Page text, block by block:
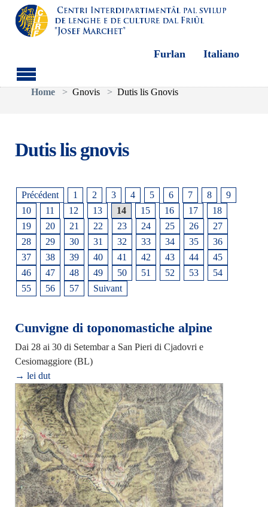
Aller au contenu principal
Furlan Italiano
Vous êtes ici:
Home
Gnovis Dutis lis Gnovis
Dutis lis gnovis
Précédent 1 2 3 4 5 6 7 8
9
10
11 12 13 14 15 16 17
18
19
20 21 22 23 24 25 26
27
28
29 30 31 32 33 34 35
36
37
38 39 40 41 42 43 44
45
46
47 48 49 50 51 52 53
54
55
56 57 Suivant
Cunvigne di toponomastiche alpine
Dai 28 ai 30 di Setembar a San Pieri di Cjadovri e
Cesiomaggiore (BL)
→ lei dut